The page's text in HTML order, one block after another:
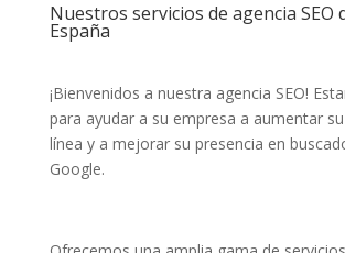
Nuestros servicios de agencia SEO
España
¡Bienvenidos a nuestra agencia SEO!
para ayudar a su empresa a aumentar
línea y a mejorar su presencia en
Google.